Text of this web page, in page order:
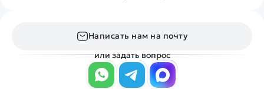
Написать нам на почту
или задать вопрос